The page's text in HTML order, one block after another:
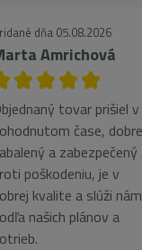
dňa 05.08.2026
Amrichová
tovar prišiel v
čase, dobre
a zabezpečený
poškodeniu, je v
kvalite a slúži nám
našich plánov a